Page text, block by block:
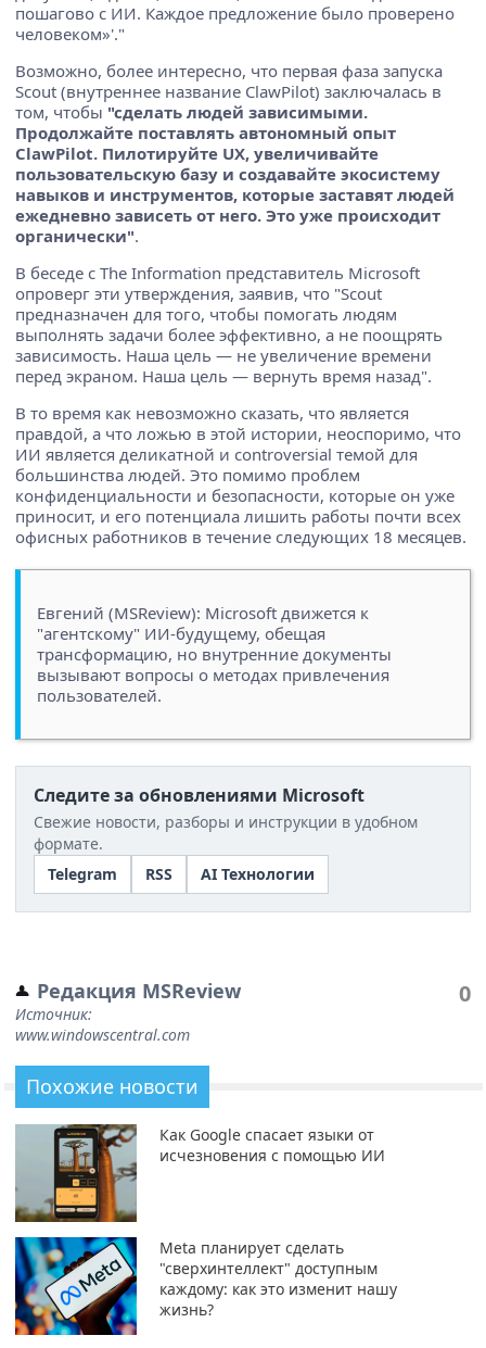
пошагово с ИИ. Каждое предложение было проверено
человеком»'."
Возможно, более интересно, что первая фаза запуска
Scout (внутреннее название ClawPilot) заключалась в
том, чтобы "сделать людей зависимыми.
Продолжайте поставлять автономный опыт
ClawPilot. Пилотируйте UX, увеличивайте
пользовательскую базу и создавайте экосистему
навыков и инструментов, которые заставят людей
ежедневно зависеть от него. Это уже происходит
органически".
В беседе с The Information представитель Microsoft
опроверг эти утверждения, заявив, что "Scout
предназначен для того, чтобы помогать людям
выполнять задачи более эффективно, а не поощрять
зависимость. Наша цель — не увеличение времени
перед экраном. Наша цель — вернуть время назад".
В то время как невозможно сказать, что является
правдой, а что ложью в этой истории, неоспоримо, что
ИИ является деликатной и controversial темой для
большинства людей. Это помимо проблем
конфиденциальности и безопасности, которые он уже
приносит, и его потенциала лишить работы почти всех
офисных работников в течение следующих 18 месяцев.
Евгений (MSReview): Microsoft движется к
"агентскому" ИИ-будущему, обещая
трансформацию, но внутренние документы
вызывают вопросы о методах привлечения
пользователей.
Следите за обновлениями Microsoft
Свежие новости, разборы и инструкции в удобном
формате.
Telegram
RSS AI Технологии
Редакция MSReview
Источник:
www.windowscentral.com
0
Похожие новости
Как Google спасает языки от
исчезновения с помощью ИИ
Meta планирует сделать
"сверхинтеллект" доступным
каждому: как это изменит нашу
жизнь?